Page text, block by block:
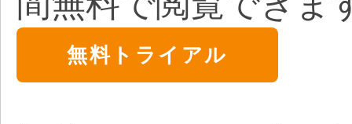
無料トライアル